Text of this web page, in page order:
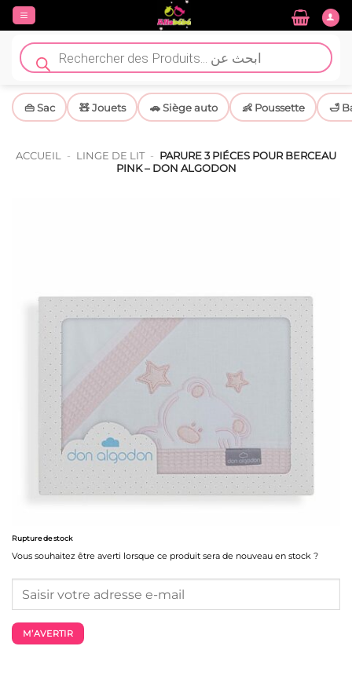
Passer
contenu
Recherche
de
produits
👜 Sac 🧸 Jouets 🚗 Siège auto 👶 Poussette 🛁
ACCUEIL - LINGE DE LIT - PARURE 3 PIÉCES POUR BERCEAU
PINK – DON ALGODON
Rupture de stock
Vous souhaitez être averti lorsque ce produit sera de nouveau en stock ?
M’AVERTIR